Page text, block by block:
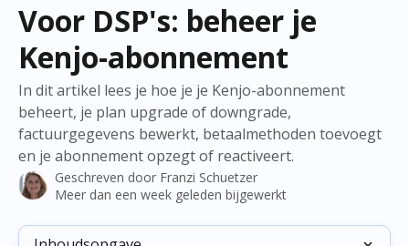
Voor DSP's: beheer je
Kenjo-abonnement
In dit artikel lees je hoe je je Kenjo-abonnement
beheert, je plan upgrade of downgrade,
factuurgegevens bewerkt, betaalmethoden toevoegt
en je abonnement opzegt of reactiveert.
Geschreven door Franzi Schuetzer
Meer dan een week geleden bijgewerkt